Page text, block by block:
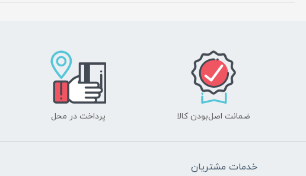
ضمانت اصل‌بودن کالا پرداخت در محل
خدمات مشتریان